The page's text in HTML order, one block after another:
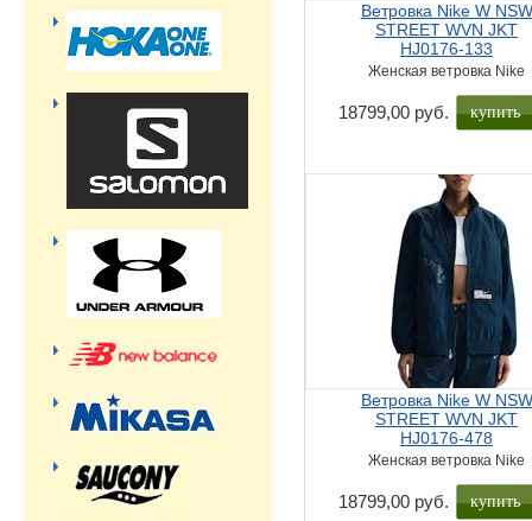
Ветровка Nike W NSW
STREET WVN JKT
HJ0176-133
Женская ветровка Nike
18799,00 руб. купить
Ветровка Nike W NSW
STREET WVN JKT
HJ0176-478
Женская ветровка Nike
18799,00 руб. купить